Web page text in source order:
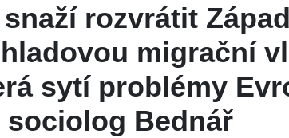
rozvrátit
migrační
sytí problémy
Bednář